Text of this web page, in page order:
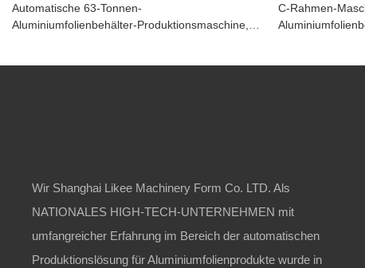
Automatische 63-Tonnen-
Aluminiumfolienbehälter-Produktionsmaschine,
C-Rahmen-
Wir Shanghai Likee Machinery Form Co. LTD. Als
NATIONALES HIGH-TECH-UNTERNEHMEN mit
umfangreicher Erfahrung im Bereich der automatischen
Produktionslösung für Aluminiumfolienprodukte wurde in